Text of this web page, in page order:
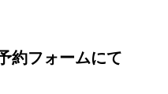
約フォームにて